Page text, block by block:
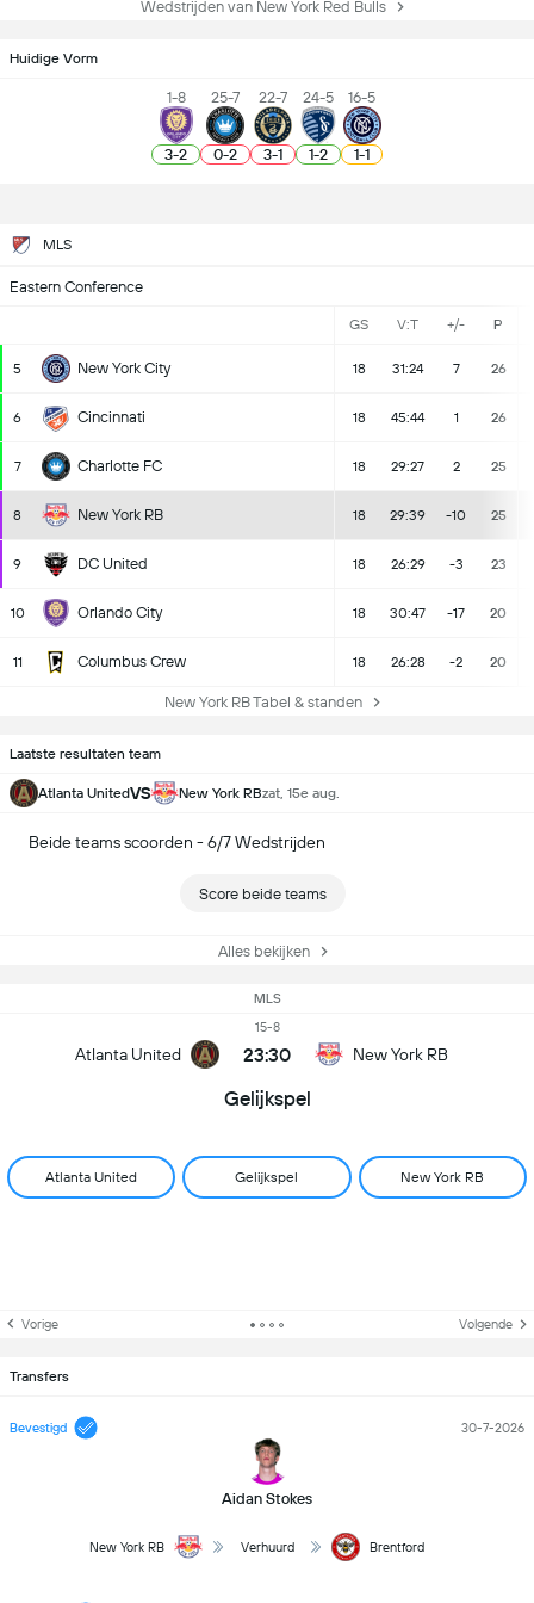
Wedstrijden van New York Red Bulls
Huidige Vorm
1-8
3-2
25-7
0-2
22-7
3-1
24-5
1-2
16-5
1-1
MLS
Eastern Conference
GS V:T +/- P
5 New York City 18 31:24 7 26
6 Cincinnati 18 45:44 1 26
7 Charlotte FC 18 29:27 2 25
8 New York RB 18 29:39 -10 25
9 DC United 18 26:29 -3 23
10 Orlando City 18 30:47 -17 20
11 Columbus Crew 18 26:28 -2 20
New York RB Tabel & standen
Laatste resultaten team
Atlanta UnitedVS New York RBzat, 15e aug.
Beide teams scoorden - 6/7 Wedstrijden
Score beide teams
Alles bekijken
MLS
Atlanta United
15-8
23:30 New York RB
Gelijkspel
Atlanta United Gelijkspel New York RB
Vorige Volgende
Transfers
Bevestigd
Aidan Stokes
30-7-2026
New York RB Verhuurd Brentford